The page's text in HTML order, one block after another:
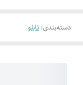
دسته‌بندی: تابلو